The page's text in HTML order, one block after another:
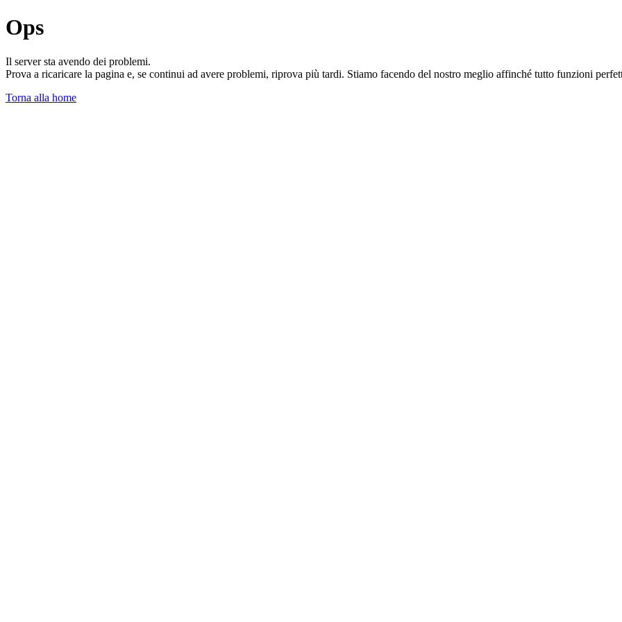
Ops
Il server sta avendo dei problemi.
Prova a ricaricare la pagina e, se continui ad avere problemi, riprova più tardi. Stiamo facendo del nostro meglio affinché tutto funzioni
Torna alla home